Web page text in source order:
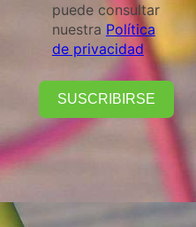
puede consultar
nuestra Política
de privacidad
SUSCRIBIRSE